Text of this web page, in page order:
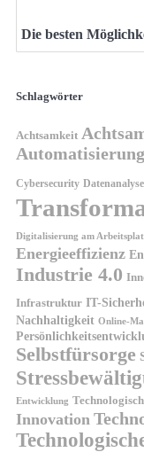
Die besten
Schlagwörter
Achtsamkeit
Automatisierung
Cybersecurity Datenanalyse
Digitalisierung am
Energieeffizienz
Industrie 4.0
Infrastruktur IT-
Nachhaltigkeit Online-
Selbstfürsorge
Entwicklung
Innovation